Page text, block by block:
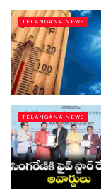
TELANGANA NEWS
TELANGANA NEWS